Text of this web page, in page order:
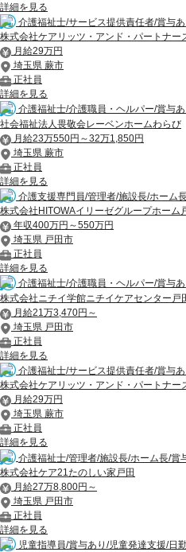
詳細を見る
介護福祉士/サービス提供責任者/賞与
株式会社ケアリッツ・アンド・パートナー
月給29万円
埼玉県 蕨市
正社員
詳細を見る
介護福祉士/介護職員・ヘルパー/賞与
社会福祉法人畏敬会レーベンホームわらび
月給23万550円～32万1,850円
埼玉県 蕨市
正社員
詳細を見る
介護支援専門員/管理者/施設長/ホーム
株式会社HITOWAイリーゼグループホーム
年収400万円～550万円
埼玉県 戸田市
正社員
詳細を見る
介護福祉士/介護職員・ヘルパー/賞与
株式会社ニチイ学館ニチイケアセンター戸
月給21万3,470円～
埼玉県 戸田市
正社員
詳細を見る
介護福祉士/サービス提供責任者/賞与
株式会社ケアリッツ・アンド・パートナー
月給29万円
埼玉県 蕨市
正社員
詳細を見る
介護福祉士/管理者/施設長/ホーム長/賞
株式会社ケア21たのしい家戸田
月給27万8,800円～
埼玉県 戸田市
正社員
詳細を見る
児童指導員/賞与あり/児童発達支援/日